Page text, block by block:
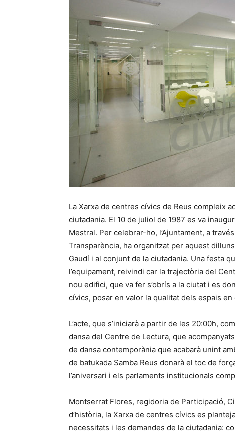
La Xarxa de centres cívics de Reus compleix
ciutadania. El 10 de juliol de 1987 es va
Mestral. Per celebrar-ho, l’Ajuntament, a
Transparència, ha organitzat per aquest
Gaudí i al conjunt de la ciutadania. Una festa
l’equipament, reivindi car la trajectòria del
nou edifici, que va fer s’obrís a la ciutat i es
cívics, posar en valor la qualitat dels espais
L’acte, que s’iniciarà a partir de les 20:00h,
dansa del Centre de Lectura, que
de dansa contemporània que acabarà unint
de batukada Samba Reus donarà el toc de
l’aniversari i els parlaments institucionals
Montserrat Flores, regidoria de Participació,
d’història, la Xarxa de centres cívics es
necessitats i les demandes de la ciutadania: